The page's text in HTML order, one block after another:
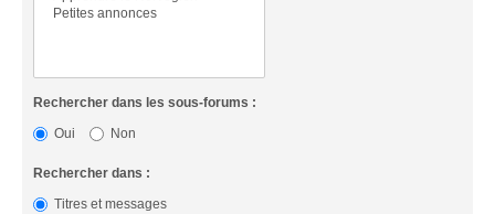
Rechercher dans les sous-forums :
Oui
Non
Rechercher dans :
Titres et messages